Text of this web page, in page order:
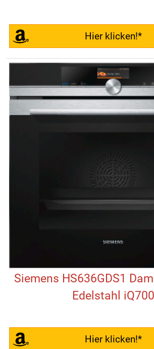
Hier klicken!*
Siemens HS636GDS1
Edelstahl iQ700
Hier klicken!*